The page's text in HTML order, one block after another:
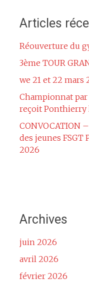
Articles
Réouverture du
3ème TOUR
we 21 et 22 mars
Championnat
reçoit Ponthierry
CONVOCATION
des jeunes FSGT
2026
Archives
juin 2026
avril 2026
février 2026